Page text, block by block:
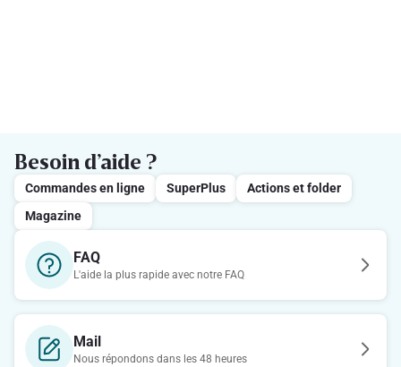
Besoin d’aide ?
Commandes en ligne SuperPlus
Actions et folder
Magazine
FAQ
L'aide la plus rapide avec notre FAQ
Mail
Nous répondons dans les 48 heures